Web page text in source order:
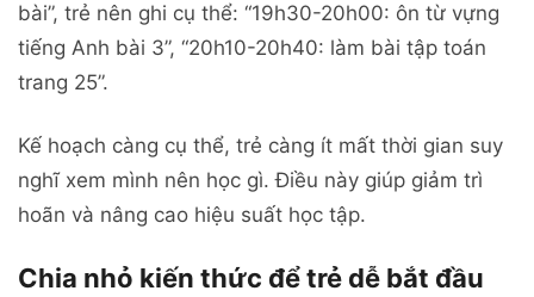
bài”, trẻ nên ghi cụ thể: “19h30-20h00: ôn từ vựng
tiếng Anh bài 3”, “20h10-20h40: làm bài tập toán
trang 25”.
Kế hoạch càng cụ thể, trẻ càng ít mất thời gian suy
nghĩ xem mình nên học gì. Điều này giúp giảm trì
hoãn và nâng cao hiệu suất học tập.
Chia nhỏ kiến thức để trẻ dễ bắt đầu